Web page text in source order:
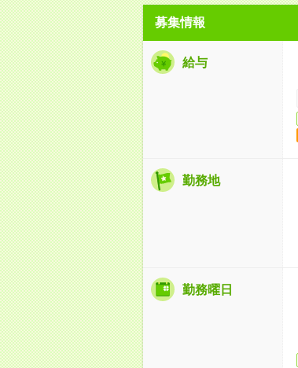
募集情報
給与
勤務地
勤務曜日